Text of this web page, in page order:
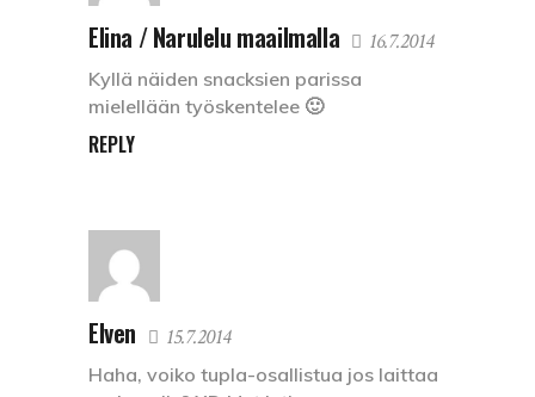
Elina / Narulelu maailmalla 16.7.2014
Kyllä näiden snacksien parissa
mielellään työskentelee 🙂
REPLY
Elven 15.7.2014
Haha, voiko tupla-osallistua jos laittaa